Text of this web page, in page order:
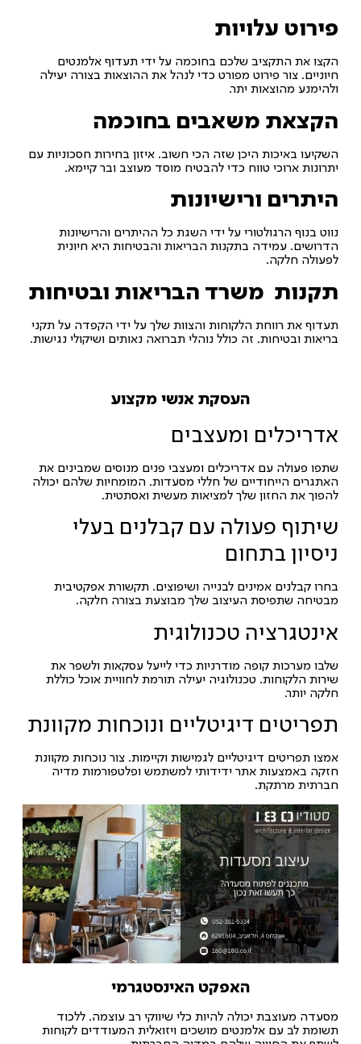
פירוט עלויות
הקצו את התקציב שלכם בחוכמה על ידי תעדוף אלמנטים
חיוניים. צור פירוט מפורט כדי לנהל את ההוצאות בצורה יעילה
ולהימנע מהוצאות יתר.
הקצאת משאבים בחוכמה
השקיעו באיכות היכן שזה הכי חשוב. איזון בחירות חסכוניות עם
יתרונות ארוכי טווח כדי להבטיח מוסד מעוצב ובר קיימא.
היתרים ורישיונות
נווט בנוף הרגולטורי על ידי השגת כל ההיתרים והרישיונות
הדרושים. עמידה בתקנות הבריאות והבטיחות היא חיונית
לפעולה חלקה.
תקנות משרד הבריאות ובטיחות
תעדוף את רווחת הלקוחות והצוות שלך על ידי הקפדה על תקני
בריאות ובטיחות. זה כולל נוהלי תברואה נאותים ושיקולי נגישות.
העסקת אנשי מקצוע
אדריכלים ומעצבים
שתפו פעולה עם אדריכלים ומעצבי פנים מנוסים שמבינים את
האתגרים הייחודיים של חללי מסעדות. המומחיות שלהם יכולה
להפוך את החזון שלך למציאות מעשית ואסתטית.
שיתוף פעולה עם קבלנים בעלי
ניסיון בתחום
בחרו קבלנים אמינים לבנייה ושיפוצים. תקשורת אפקטיבית
מבטיחה שתפיסת העיצוב שלך מבוצעת בצורה חלקה.
אינטגרציה טכנולוגית
שלבו מערכות קופה מודרניות כדי לייעל עסקאות ולשפר את
שירות הלקוחות. טכנולוגיה יעילה תורמת לחוויית אוכל כוללת
חלקה יותר.
תפריטים דיגיטליים ונוכחות מקוונת
אמצו תפריטים דיגיטליים לגמישות וקיימות. צור נוכחות מקוונת
חזקה באמצעות אתר ידידותי למשתמש ופלטפורמות מדיה
חברתית מרתקת.
האפקט האינסטגרמי
מסעדה מעוצבת יכולה להיות כלי שיווקי רב עוצמה. ללכוד
תשומת לב עם אלמנטים מושכים ויזואלית המעודדים לקוחות